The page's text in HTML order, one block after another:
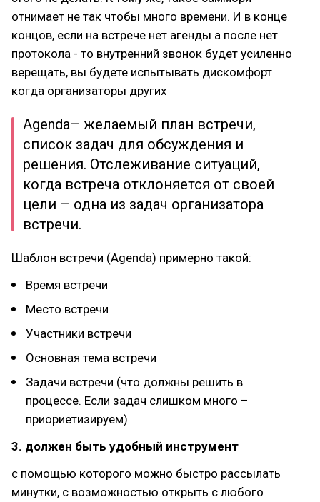
отнимает не так чтобы много времени. И в конце
концов, если на встрече нет агенды а после нет
протокола - то внутренний звонок будет усиленно
верещать, вы будете испытывать дискомфорт
когда организаторы других
Agenda– желаемый план встречи,
список задач для обсуждения и
решения. Отслеживание ситуаций,
когда встреча отклоняется от своей
цели – одна из задач организатора
встречи.
Шаблон встречи (Agenda) примерно такой:
Время встречи
Место встречи
Участники встречи
Основная тема встречи
Задачи встречи (что должны решить в
процессе. Если задач слишком много –
приориетизируем)
3. должен быть удобный инструмент
с помощью которого можно быстро рассылать
минутки, с возможностью открыть с любого